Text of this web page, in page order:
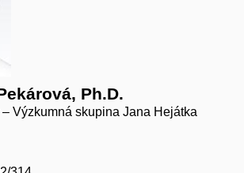
Ph.D.
Výzkumná skupina Jana Hejátka